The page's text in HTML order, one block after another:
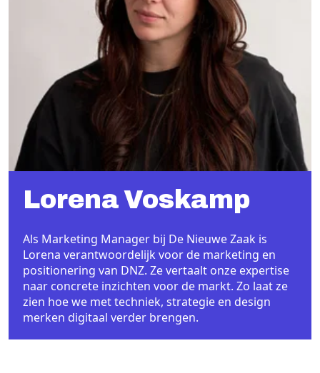
Lorena Voskamp
Als Marketing Manager bij De Nieuwe Zaak is
Lorena verantwoordelijk voor de marketing en
positionering van DNZ. Ze vertaalt onze expertise
naar concrete inzichten voor de markt. Zo laat ze
zien hoe we met techniek, strategie en design
merken digitaal verder brengen.